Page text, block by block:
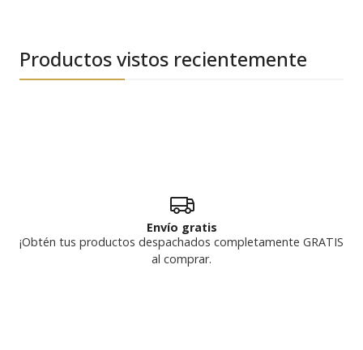
Productos vistos recientemente
Envío gratis
¡Obtén tus productos despachados completamente GRATIS
al comprar.